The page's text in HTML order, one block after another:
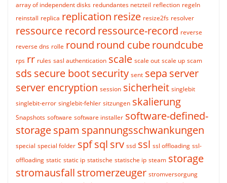
array of independent disks redundantes netzteil reflection regeln
reinstall replica replication resize resize2fs resolver
ressource record ressource-record reverse
reverse dns rolle round round cuberoundcube
rps rr rules sasl authentication scale scale out scale up scam
sds secure bootsecurity sent sepa server
server encryption session sicherheit singlebit
singlebit-error singlebit-fehler sitzungen skalierung
Snapshots software software installer software-defined-
storagespam spannungsschwankungen
special special folder spfsql srv ssd ssl ssl offloading ssl-
offloading static static ip statische statische ip steam storage
stromausfall stromerzeuger stromversorgung